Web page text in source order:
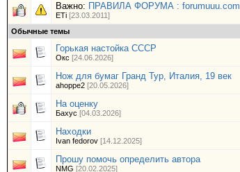
Важно: ПРАВИЛА ФОРУМА : forumuuu.com
ETi [23.03.2011]
Обычные темы
Горькая настойка СССР
Окс [24.06.2026]
Нож для бумаг Гранд Тур, Италия, 19 век
ahoppe2 [20.05.2026]
На оценку
Бахус [04.03.2026]
Находки
Ivan fedorov [14.12.2025]
Прошу помочь определить автора
NMG [20.02.2025]